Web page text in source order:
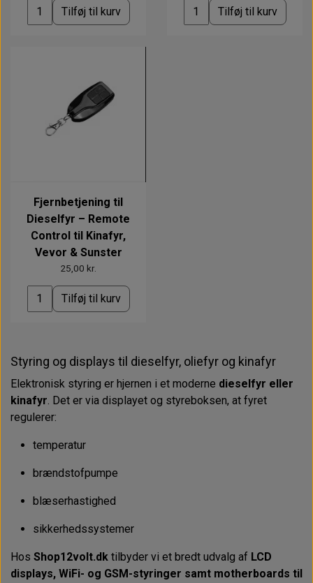
Tilføj til kurv Tilføj til kurv
Fjernbetjening til
Dieselfyr – Remote
Control til Kinafyr,
Vevor & Sunster
25,00 kr.
Tilføj til kurv
Styring og displays til dieselfyr, oliefyr og kinafyr
Elektronisk styring er hjernen i et moderne dieselfyr eller
kinafyr. Det er via displayet og styreboksen, at fyret
regulerer:
temperatur
brændstofpumpe
blæserhastighed
sikkerhedssystemer
Hos Shop12volt.dk tilbyder vi et bredt udvalg af LCD
displays, WiFi- og GSM-styringer samt motherboards til